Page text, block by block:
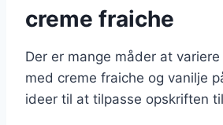
creme fraiche
Der er mange måder at
med creme fraiche og vanilje
ideer til at tilpasse opskriften